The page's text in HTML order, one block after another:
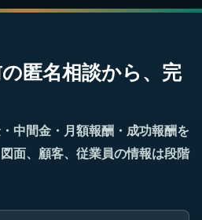
匿名相談から、完
中間金・月額報酬・成功報酬を
面、顧客、従業員の情報は段階